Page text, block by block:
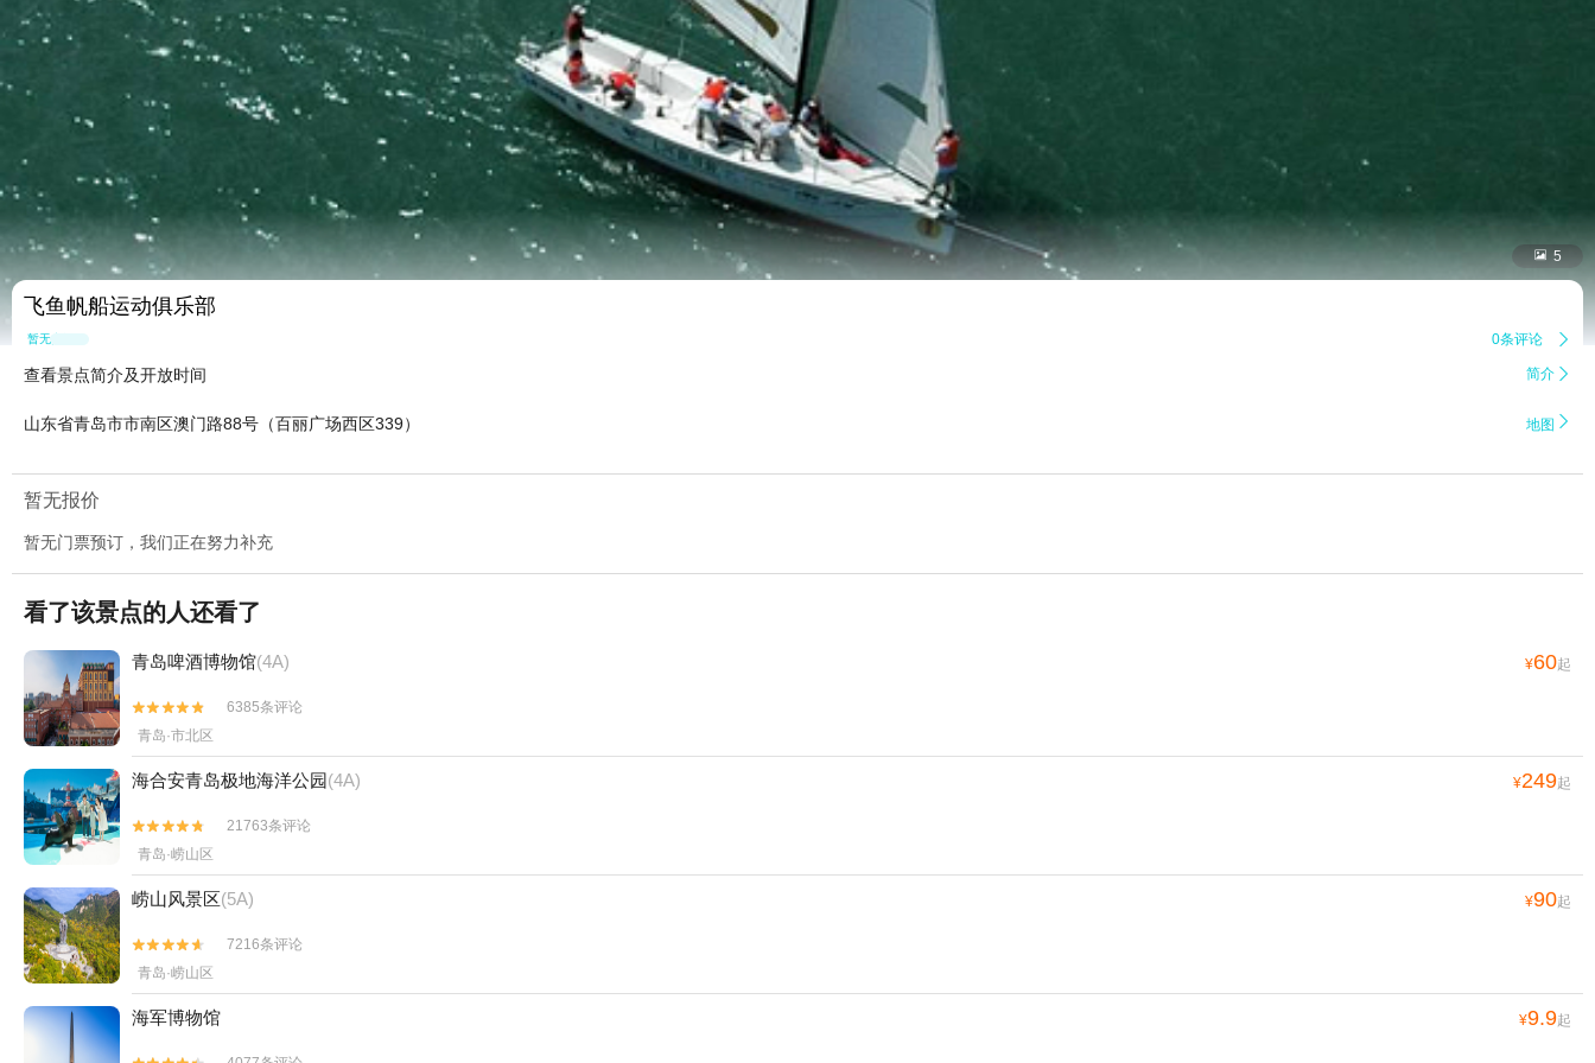
 5
飞鱼帆船运动俱乐部
暂无点评 0条评论 
查看景点简介及开放时间 简介 
山东省青岛市市南区澳门路88号（百丽广场西区339） 地图 
暂无报价
暂无门票预订，我们正在努力补充
看了该景点的人还看了
青岛啤酒博物馆(4A) ¥60起


6385条评论
青岛·市北区
海合安青岛极地海洋公园(4A) ¥249起


21763条评论
青岛·崂山区
崂山风景区(5A) ¥90起


7216条评论
青岛·崂山区
海军博物馆 ¥9.9起